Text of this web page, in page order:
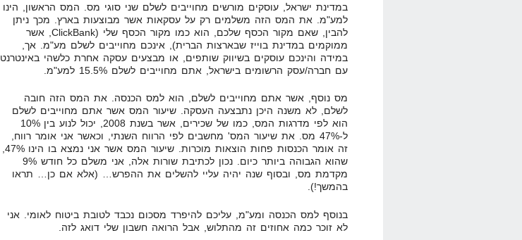
במדינת ישראל, עוסקים מורשים מחוייבים לשלם שני סוגי מס. המס הראשון, הינו
למע"מ. את המס הזה משלמים רק על עסקאות אשר מבוצעות בארץ. מכך ניתן
להבין, שאם מקור הכסף שלכם, הוא כמו מקור הכסף שלי (ClickBank, אשר
ממוקמים במדינת בוייז שבארצות הברית), אינכם מחוייבים לשלם מע"מ. אך,
במידה והינכם עוסקים בשיווק שותפים, או מבצעים עסקה אחרת כלשהי באינטרנט
עם חברה/עסק הרשומים בישראל, אתם מחוייבים לשלם 15.5% למע"מ.
מס נוסף, אשר אתם מחוייבים לשלם, הוא למס הכנסה. את המס הזה חובה
לשלם, לא משנה היכן נתבצעה העסקה. שיעור המס אשר אתם מחוייבים לשלם
הוא לפי מדרגות המס, כמו של שכירים, אשר בשנת 2008, יכול לנוע בין 10%
ל-47% מס. את שיעור המס' מחשבים לפי הרווח השנתי, וכאשר אני אומר רווח,
זה אומר הכנסות פחות הוצאות מוכרות. שיעור המס אשר אני נמצא בו הינו 47%,
שהוא הגבוהה ביותר כיום. נכון לכתיבת שורות אלה, אני משלם כל חודש 9%
מקדמת מס, ובסוף שנה יהיה עליי להשלים את ההפרש… (אלא אם כן… תראו
בהמשך!).
בנוסף למס הכנסה ומע"מ, עליכם להיפרד מסכום נכבד לטובת ביטוח לאומי. אני
לא זוכר כמה אחוזים זה מהתלוש, אבל הרואה חשבון שלי דואג לזה.